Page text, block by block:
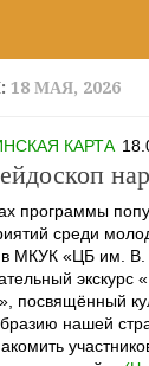
18 МАЯ, 2026
КАРТА
программы
среди
в МКУК «ЦБ им.
экскурс
посвящённый
нашей